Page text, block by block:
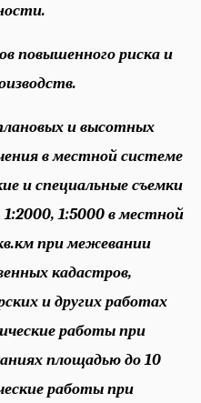
повышенного риска и
и высотных
в местной системе
и специальные съемки
1:5000 в местной
при межевании
кадастров,
и других работах
работы при
площадью до 10
работы при